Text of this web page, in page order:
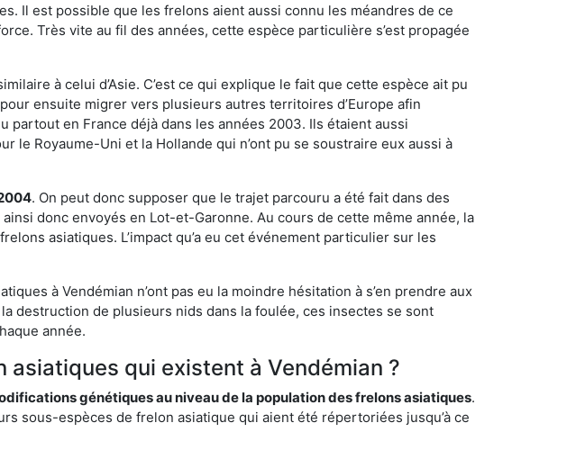
Il est possible que les frelons aient aussi connu les méandres de ce
Très vite au fil des années, cette espèce particulière s’est propagée
à celui d’Asie. C’est ce qui explique le fait que cette espèce ait pu
ensuite migrer vers plusieurs autres territoires d’Europe afin
partout en France déjà dans les années 2003. Ils étaient aussi
le Royaume-Uni et la Hollande qui n’ont pu se soustraire eux aussi à
. On peut donc supposer que le trajet parcouru a été fait dans des
donc envoyés en Lot-et-Garonne. Au cours de cette même année, la
asiatiques. L’impact qu’a eu cet événement particulier sur les
à Vendémian n’ont pas eu la moindre hésitation à s’en prendre aux
destruction de plusieurs nids dans la foulée, ces insectes se sont
année.
qui existent à Vendémian ?
génétiques au niveau de la population des frelons asiatiques.
sous-espèces de frelon asiatique qui aient été répertoriées jusqu’à ce